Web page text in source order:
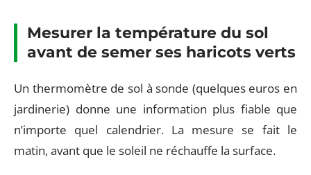
Mesurer la température du sol
avant de semer ses haricots verts
Un thermomètre de sol à sonde (quelques euros en
jardinerie) donne une information plus fiable que
n’importe quel calendrier. La mesure se fait le
matin, avant que le soleil ne réchauffe la surface.